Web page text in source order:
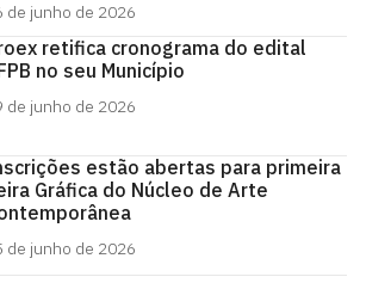
de junho de 2026
retifica cronograma do edital
no seu Município
de junho de 2026
estão abertas para primeira
Gráfica do Núcleo de Arte
de junho de 2026